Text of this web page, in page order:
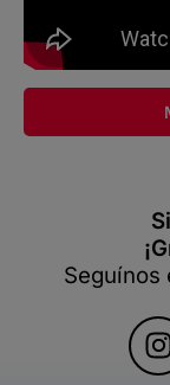
Seguínos